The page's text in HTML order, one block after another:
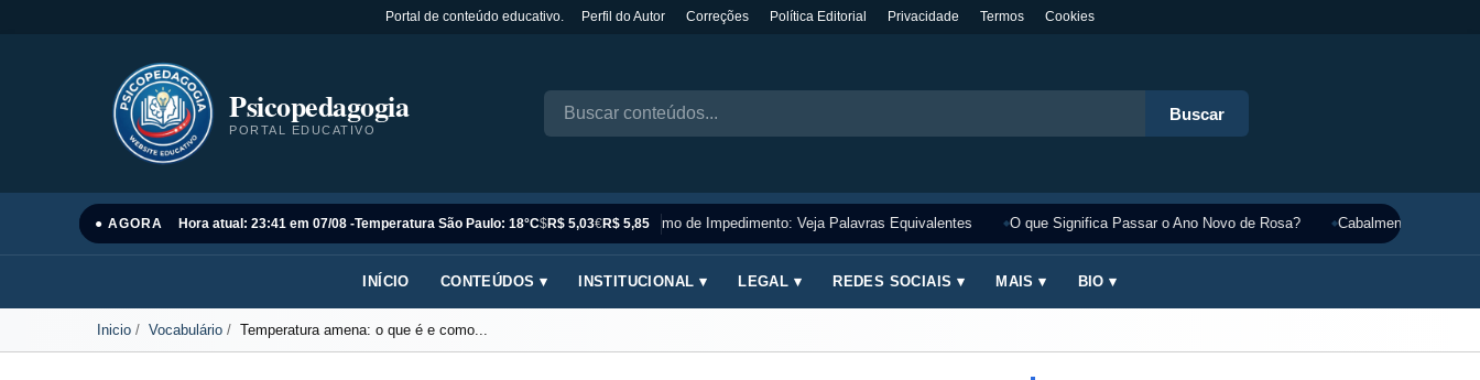
Portal de conteúdo educativo. Perfil do Autor Correções Política Editorial Privacidade Termos Cookies
Psicopedagogia
PORTAL EDUCATIVO
Buscar
● AGORA Hora atual: 23:41 em 07/08 -Temperatura São Paulo: 18°C$R$ 5,03€R$ 5,85
Sinônimo de Impedimento: Veja Palavras Equivalentes O que Significa Passar o Ano Novo de Rosa? Cabalmente
INÍCIO CONTEÚDOS ▾ INSTITUCIONAL ▾ LEGAL ▾ REDES SOCIAIS ▾ MAIS ▾ BIO ▾
Inicio Vocabulário Temperatura amena: o que é e como...